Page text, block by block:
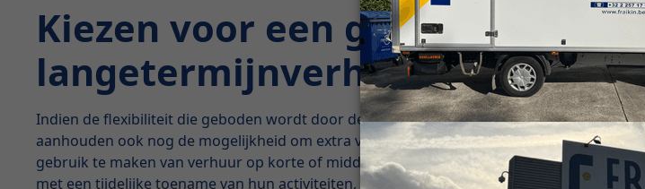
Kiezen voor een
langetermijnverhuur
Indien de flexibiliteit die geboden wordt door de langetermijnverhuur niet volstaat, dan
aanhouden ook nog de mogelijkheid om extra voertuigen in te zetten. Retailers
gebruik te maken van verhuur op korte of middellange termijn. Deze
met een tijdelijke toename van hun activiteiten, zoals het geval was tijdens de